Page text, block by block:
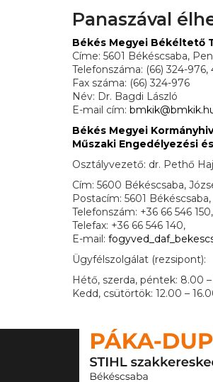
Panaszával
Békés Megyei Békéltető
Címe: 5601 Békéscsaba,
Telefonszáma: (66) 324-976,
Fax száma: (66) 324-976
Név: Dr. Bagdi László
E-mail cím:
Békés Megyei
Műszaki Engedélyezési
Osztályvezető: dr. Pethő
Cím: 5600 Békéscsaba,
Postacím: 5601
Telefonszám: +36 66 546
Telefax: +36 66 546 140,
E-mail:
Ügyfélszolgálat (rezsipont):
Hétő, szerda, péntek: 8.00 –
Kedd, csütörtök: 12.00 –